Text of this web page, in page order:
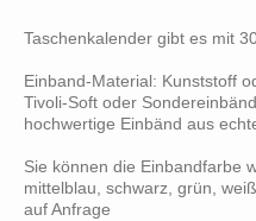
Taschenkalender gibt es mit
Einband-Material: Kunststoff
Tivoli-Soft oder
hochwertige Einbänd aus
Sie können die Einbandfarbe
mittelblau, schwarz, grün,
auf Anfrage